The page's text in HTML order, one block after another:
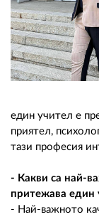
един учител е
приятел,
тази професия
- Какви са най-
притежава един
- Най-важното